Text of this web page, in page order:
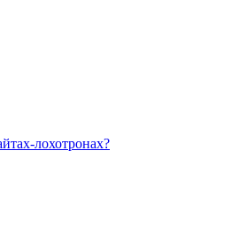
лохотронах?